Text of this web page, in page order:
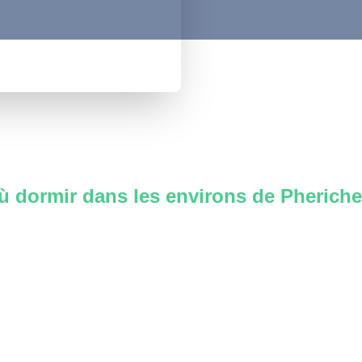
dormir dans les environs de Pheriche